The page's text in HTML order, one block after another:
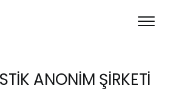
ANONİM ŞİRKETİ